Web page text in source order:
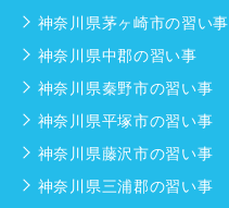
神奈川県茅ヶ崎市の習い事
神奈川県中郡の習い事
神奈川県秦野市の習い事
神奈川県平塚市の習い事
神奈川県藤沢市の習い事
神奈川県三浦郡の習い事